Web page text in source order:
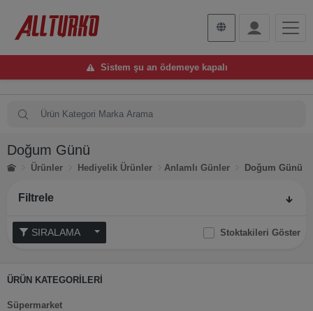
Sistem şu an ödemeye kapalı
Doğum Günü
Ürünler Hediyelik Ürünler Anlamlı Günler Doğum Günü
Filtrele
Stoktakileri Göster
ÜRÜN KATEGORİLERİ
Süpermarket